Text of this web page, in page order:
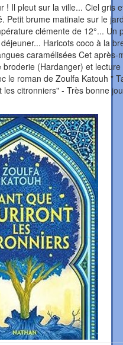
! Il pleut sur la ville... Ciel gris
Petit brume matinale sur le
clémente de 12°... Un
Haricots coco à la
caramélisées Cet après-
broderie (Hardanger) et lecture
le roman de Zoulfa Katouh "
les citronniers" - Très bonne